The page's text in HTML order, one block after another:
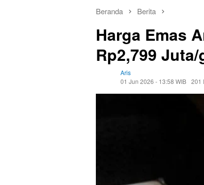
Beranda Berita
Harga Emas
Rp2,799
Aris
01 Jun 2026 - 13:58 WIB 201